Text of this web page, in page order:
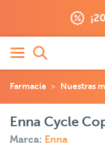
Farmacia Nuestras
Enna Cycle
Marca: Enna